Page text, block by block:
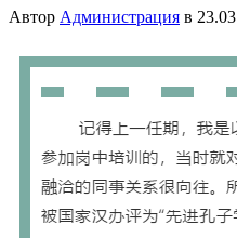
Автор Администрация в